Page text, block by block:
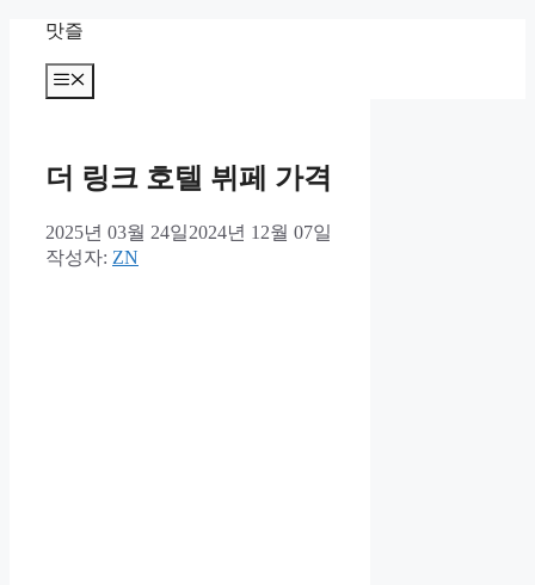
맛즐
메
뉴
더 링크 호텔 뷔페 가격
2025년 03월 24일2024년 12월 07일
작성자: ZN